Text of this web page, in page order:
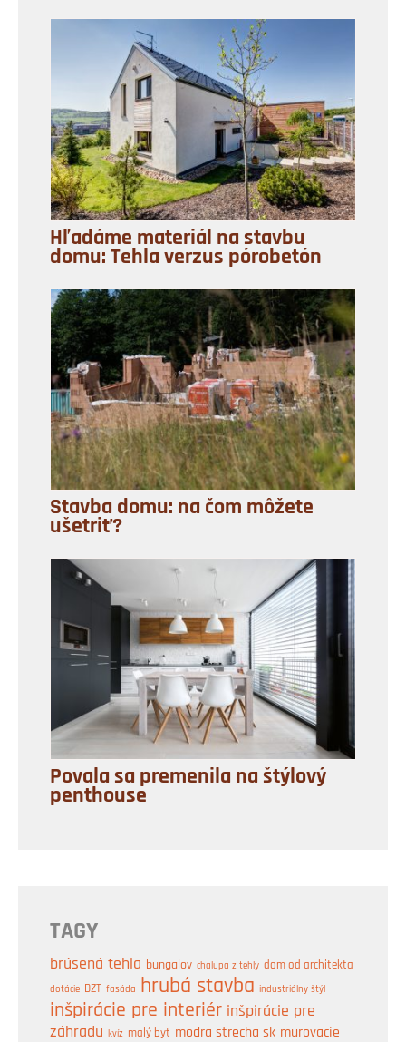
Hľadáme materiál na stavbu
domu: Tehla verzus pórobetón
Stavba domu: na čom môžete
ušetriť?
Povala sa premenila na štýlový
penthouse
TAGY
brúsená tehla bungalov chalupa z tehly dom od architekta
dotácie DZT fasáda hrubá stavba industriálny štýl
inšpirácie pre interiér inšpirácie pre
záhradu
kvíz malý byt modra strecha sk murovacie